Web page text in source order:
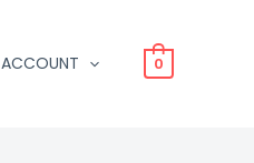
ACCOUNT 0